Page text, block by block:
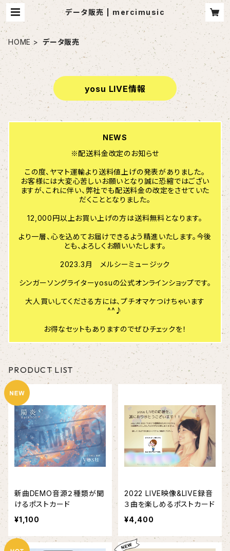
データ販売 | mercimusic
HOME データ販売
yosu LIVE情報
NEWS
※配送料金改定のお知らせ
この度、ヤマト運輸より送料値上げの発表がありました。
お客様には大変心苦しいお願いとなり誠に恐縮ではござい
ますが、これに伴い、弊社でも配送料金の改定をさせていた
だくこととなりました。
12,000円以上お買い上げの方は送料無料となります。
より一層、心を込めてお届けできるよう精進いたします。今後
とも、よろしくお願いいたします。
2023.3月 メルシーミュージック
シンガーソングライターyosuの公式オンラインショップです。
大人買いしてくださる方には、プチオマケつけちゃいます
^^♪
お得なセットもありますのでぜひチェックを！
PRODUCT LIST
新曲DEMO音源２種類が聞
けるポストカード
¥1,100
2022 LIVE映像&LIVE録音
３曲を楽しめるポストカード
¥4,400